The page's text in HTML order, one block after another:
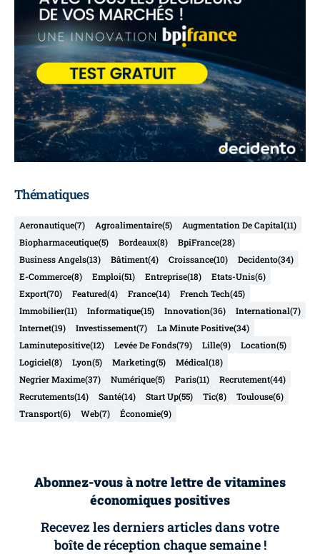
Thématiques
Aeronautique(7) Agroalimentaire(5) Augmentation De Capital(11)
Biopharmaceutique(5) Bordeaux(8) BpiFrance(28)
Business Angels(13) Bâtiment(4) Croissance(10) Decidento(34)
E-Commerce(8) Emploi(51) Entreprise(18) Etats-Unis(6)
Export(70) Featured(4) France(14) French Tech(45)
Immobilier(11) Informatique(15) Innovation(36) International(7)
Internet(19) Investissement(7) La Minute Positive(34)
Laminutepositive(12) Levée De Fonds(79) Lille(9) Location(5)
Logiciel(8) Lyon(5) Marketing(5) Médical(18)
Negrier Maxime(37) Numérique(5) Paris(11) Recrutement(44)
Recrutements(14) Santé(14) Start Up(55) Tic(8) Toulouse(6)
Transport(6) Web(7) Économie(9)
Abonnez-vous à notre lettre de vitamines
économiques positives
Recevez les derniers articles dans votre
boîte de réception chaque semaine !